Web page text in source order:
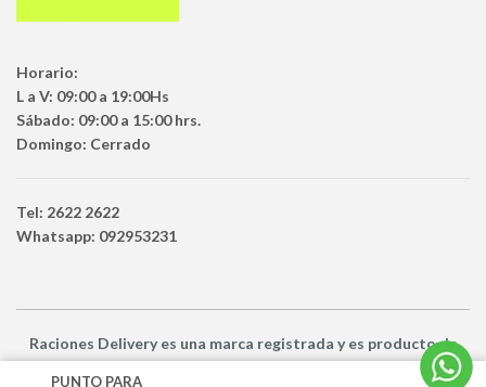
Horario:
L a V: 09:00 a 19:00Hs
Sábado: 09:00 a 15:00 hrs.
Domingo: Cerrado
Tel: 2622 2622
Whatsapp: 092953231
Raciones Deliveryes una marca registrada y es productode
Netbuy Uruguay SRL -© Todos los derechos reservados
PUNTO PARA